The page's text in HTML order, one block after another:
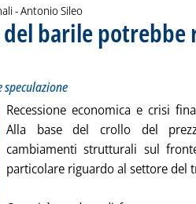
-di:
Antonio Sileo
del barile potrebbe
Prezzi, domanda, aspettative e speculazione
mercoledì 26 novembre 2008 alle 15.40.
Recessione economica e crisi
Alla base del crollo del
cambiamenti strutturali sul
particolare riguardo al settore del